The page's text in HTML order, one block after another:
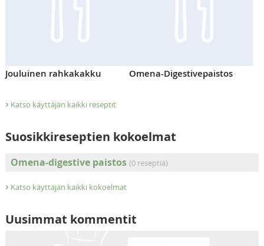
Jouluinen rahkakakku Omena-Digestivepaistos
› Katso käyttäjän kaikki reseptit
Suosikkireseptien kokoelmat
Omena-digestive paistos (0 reseptiä)
› Katso käyttäjän kaikki kokoelmat
Uusimmat kommentit